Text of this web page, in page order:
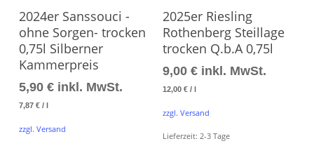
Produkt Ansehen
2024er Sanssouci -
ohne Sorgen- trocken
0,75l Silberner
Kammerpreis
5,90 € inkl. MwSt.
7,87 €/
zzgl. Versand
Produkt Ansehen
2025er Riesling
Rothenberg Steillage
trocken Q.b.A 0,75l
9,00 € inkl. MwSt.
12,00 €/
zzgl. Versand
Lieferzeit: 2-3 Tage